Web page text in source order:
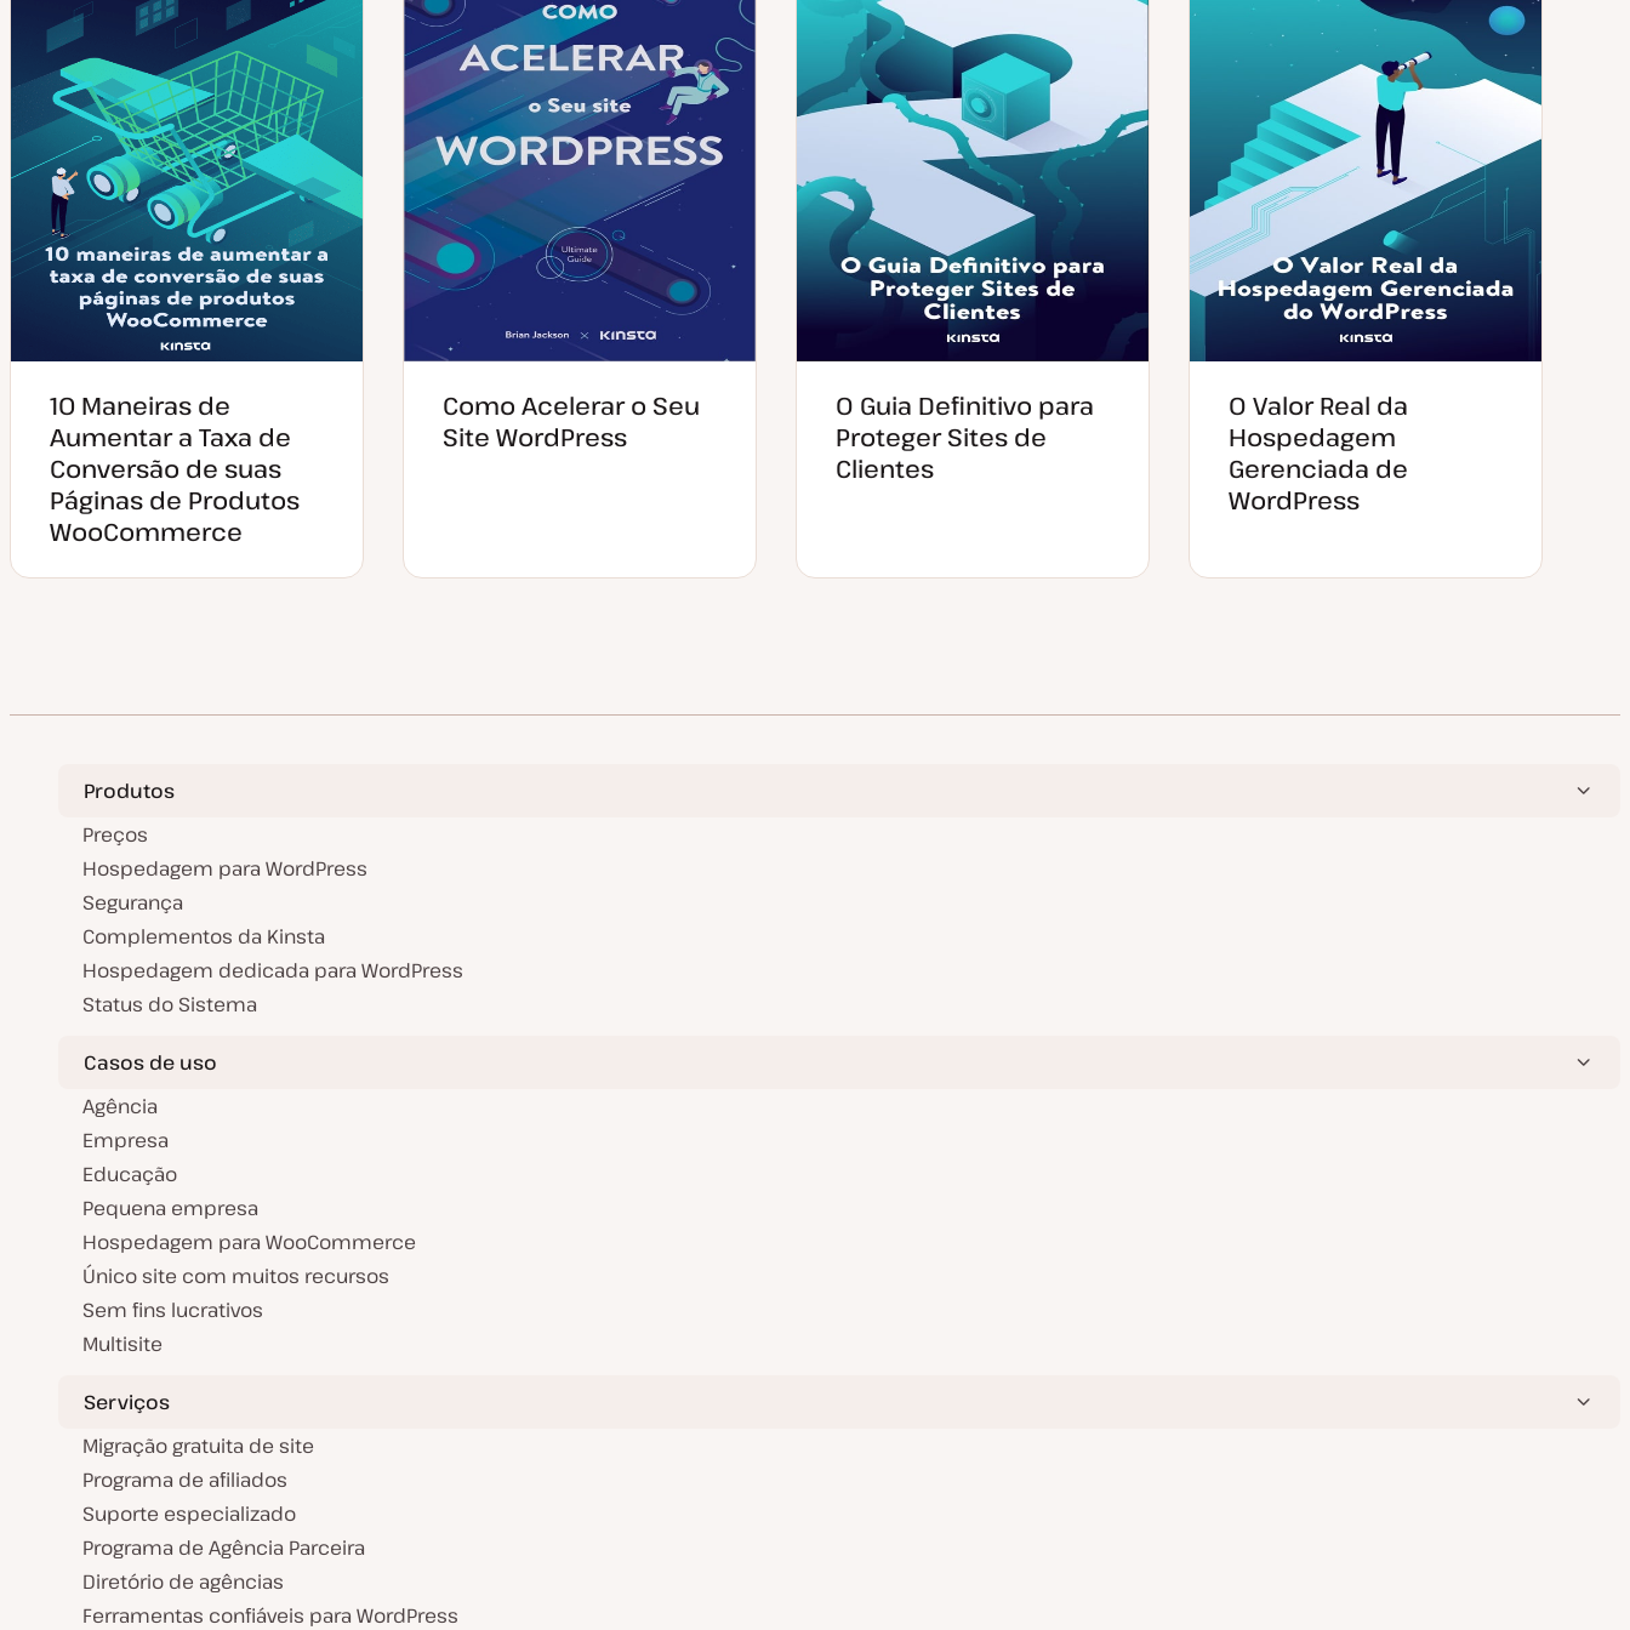
10 Maneiras de
Aumentar a Taxa de
Conversão de suas
Páginas de Produtos
WooCommerce
Como Acelerar o Seu
Site WordPress
O Guia Definitivo para
Proteger Sites de
Clientes
O Valor Real da
Hospedagem
Gerenciada de
WordPress
Produtos
Preços
Hospedagem para WordPress
Segurança
Complementos da Kinsta
Hospedagem dedicada para WordPress
Status do Sistema
Casos de uso
Agência
Empresa
Educação
Pequena empresa
Hospedagem para WooCommerce
Único site com muitos recursos
Sem fins lucrativos
Multisite
Serviços
Migração gratuita de site
Programa de afiliados
Suporte especializado
Programa de Agência Parceira
Diretório de agências
Ferramentas confiáveis para WordPress